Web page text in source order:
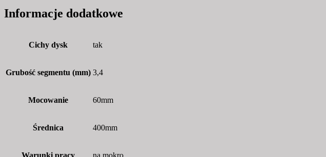
(400x10x3,4x60mm)
niebieska
Informacje dodatkowe
Cichy dysk tak
Grubość segmentu (mm) 3,4
Mocowanie 60mm
Średnica 400mm